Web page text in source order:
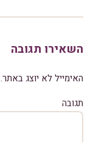
השאירו תגובה
האימייל לא יוצג באתר.
תגובה